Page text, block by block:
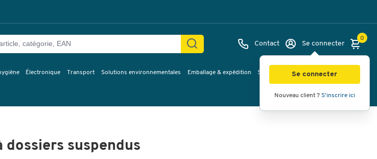
Contact Se connecter
Se connecter
Nouveau client ? S'inscrire ici
0
Électronique Transport Solutions environnementales Emballage & expédition Service & Planification Inspirations
dossiers suspendus